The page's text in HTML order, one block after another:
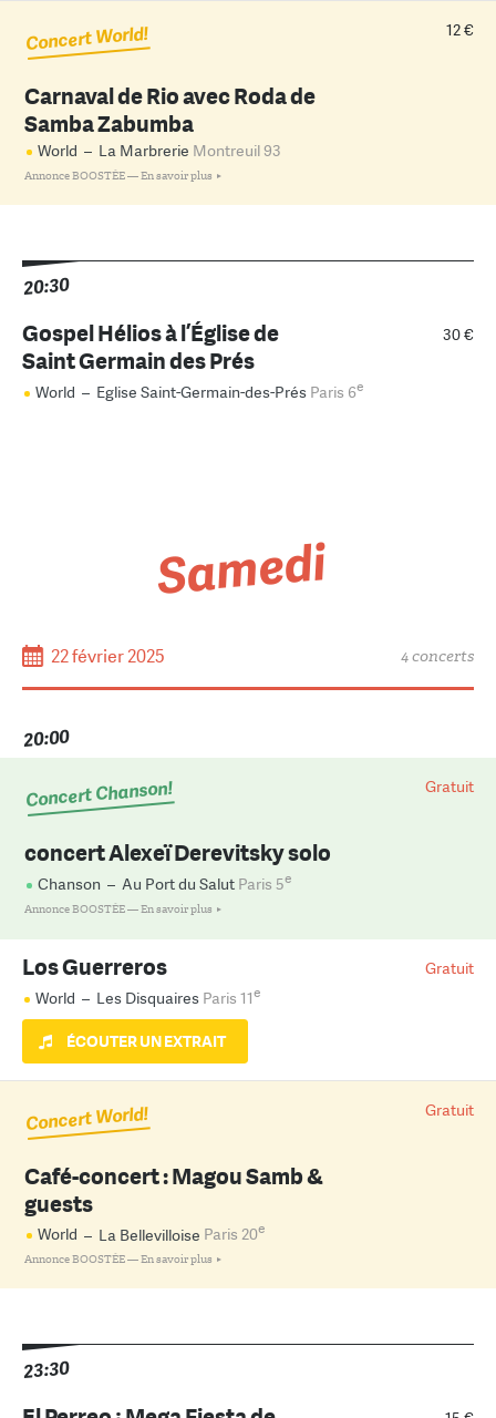
12 €
Concert World!
Carnaval de Rio avec Roda de
Samba Zabumba
World – La Marbrerie Montreuil 93
Annonce BOOSTÉE —En savoir plus
20:30
30 €
Gospel Hélios à l’Église de
Saint Germain des Prés
World – Eglise Saint-Germain-des-Prés Paris 6e
Samedi
22 février 2025 4 concerts
20:00
Gratuit
Concert Chanson!
concert Alexeï Derevitsky solo
Chanson – Au Port du Salut Paris 5e
Annonce BOOSTÉE —En savoir plus
Gratuit
Los Guerreros
World – Les Disquaires Paris 11e
ÉCOUTER UN EXTRAIT
Gratuit
Concert World!
Café-concert : Magou Samb &
guests
World – La Bellevilloise Paris 20e
Annonce BOOSTÉE —En savoir plus
23:30